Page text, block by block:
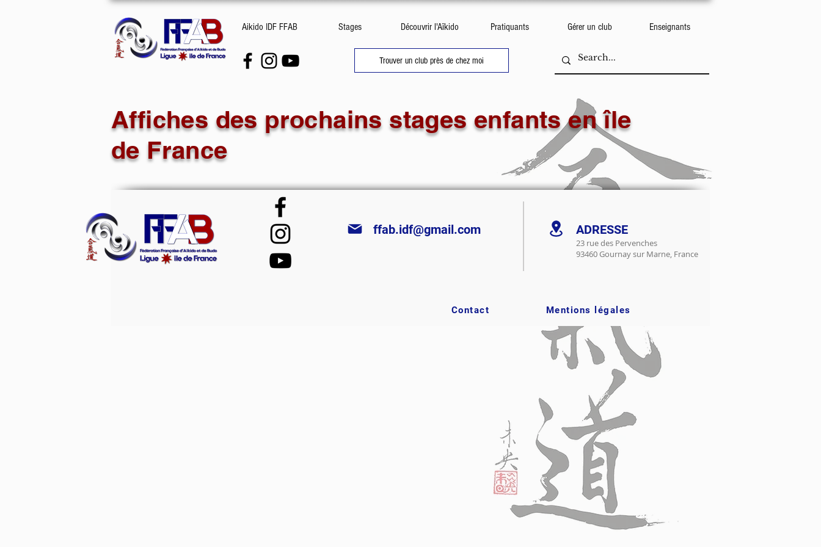
Aikido IDF FFAB Stages Découvrir l'Aïkido Pratiquants Gérer un club Enseignants
Trouver un club près de chez moi
Affiches des prochains stages enfants en île
de France
ffab.idf@gmail.com ADRESSE
23 rue des Pervenches
93460 Gournay sur Marne, France
Contact Mentions légales